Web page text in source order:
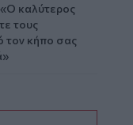
καλύτερος
τους
τον κήπο σας
όραση: Πώς η